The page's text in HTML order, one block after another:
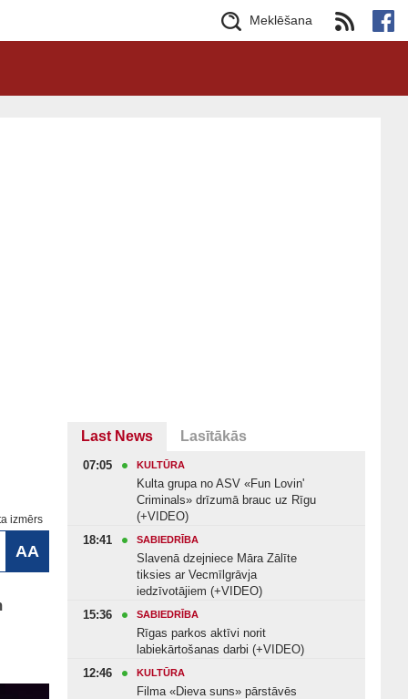
Meklēšana
izmērs
AA
Last News Lasītākās
07:05 KULTŪRA
Kulta grupa no ASV «Fun Lovin'
Criminals» drīzumā brauc uz Rīgu
(+VIDEO)
18:41
SABIEDRĪBA
Slavenā dzejniece Māra Zālīte
tiksies ar Vecmīlgrāvja
iedzīvotājiem (+VIDEO)
15:36
SABIEDRĪBA
Rīgas parkos aktīvi norit
labiekārtošanas darbi (+VIDEO)
12:46
KULTŪRA
Filma «Dieva suns» pārstāvēs